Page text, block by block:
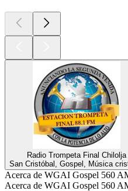
Radio Trompeta Final Chilolja
San Cristóbal, Gospel, Música
Acerca de WGAI Gospel 560
Acerca de WGAI Gospel 560